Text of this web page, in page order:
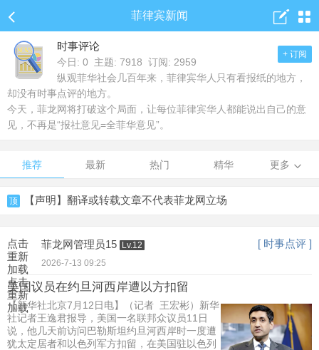
菲律宾新闻
时事评论
今日: 0 主题: 7918 订阅: 2959
纵观菲华社会几百年来，菲律宾华人只有看报纸的地方，
却没有时事点评的地方。
今天，菲龙网将打破这个局面，让每位菲律宾华人都能说出自己的意
见，不再是“报社意见=全菲华意见”。
+ 订阅
推荐 最新 热门 精华 更多
顶 【声明】翻译或转载文章不代表菲龙网立场
点击
重新
加载
点击
重新
加载
菲龙网管理员15 Lv.12 [ 时事点评 ]
2026-7-13 09:25
美国议员在约旦河西岸遭以方扣留
【新华社北京7月12日电】（记者 王宏彬）新华
社记者王逸君报导，美国一名联邦众议员11日
说，他几天前访问巴勒斯坦约旦河西岸时一度遭
犹太定居者和以色列军方扣留，在美国驻以色列